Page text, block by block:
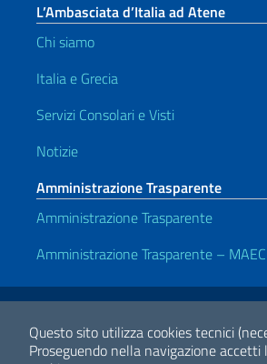
Questo sito utilizza cookies tecnici
Proseguendo nella navigazione accetti
L’Ambasciata d’Italia ad Atene
Chi siamo
Italia e Grecia
Servizi Consolari e Visti
Notizie
Amministrazione Trasparente
Amministrazione Trasparente
Amministrazione Trasparente –
Link Utili